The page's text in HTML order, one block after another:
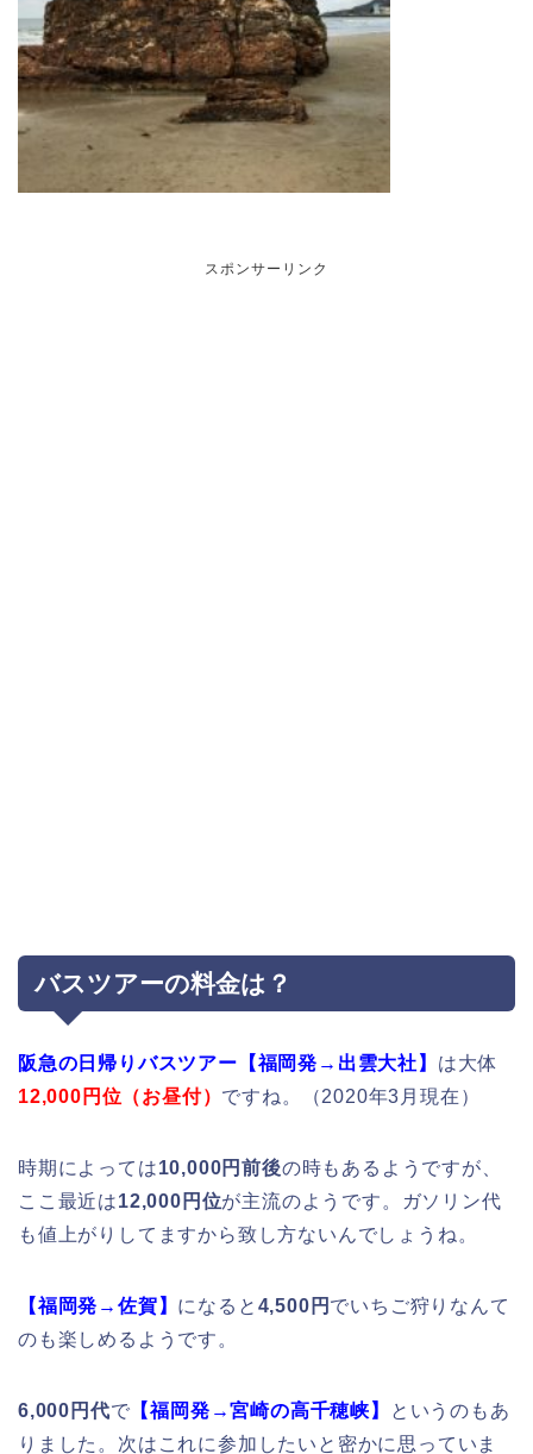
スポンサーリンク
バスツアーの料金は？
阪急の日帰りバスツアー【福岡発→出雲大社】 は大体
12,000円位（お昼付） ですね。（2020年3月現在）
時期によっては10,000円前後の時もあるようですが、
ここ最近は12,000円位が主流のようです。ガソリン代
も値上がりしてますから致し方ないんでしょうね。
【福岡発→佐賀】 になると 4,500円 でいちご狩りなんて
のも楽しめるようです。
6,000円代で 【福岡発→宮崎の高千穂峡】
というのもあ
りました。次はこれに参加したいと密かに思っていま